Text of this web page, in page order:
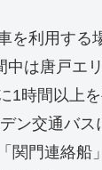
を利用する
中は唐戸エ
1時間以上
ン交通バ
関門連絡船